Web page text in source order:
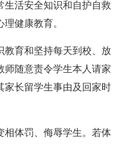
生活安全知识和自护自救
健康教育。
教育和坚持每天到校、放
师随意责令学生本人请家
家长留学生事由及回家时
相体罚、侮辱学生。若体